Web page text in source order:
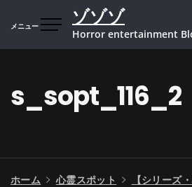
プ
メニュー ゾゾゾ
Horror entertainment
s_sopt_116_2
ホーム 心霊スポット
【シリーズ